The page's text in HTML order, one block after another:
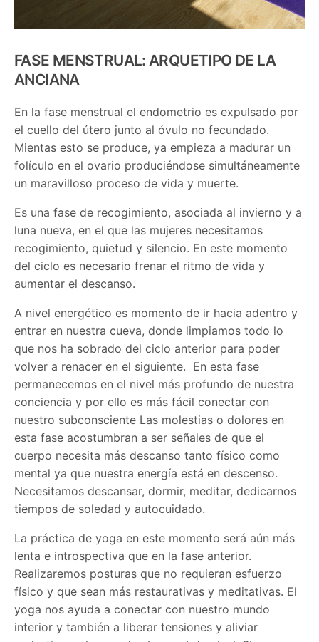
FASE MENSTRUAL: ARQUETIPO DE LA
ANCIANA
En la fase menstrual el endometrio es expulsado por
el cuello del útero junto al óvulo no fecundado.
Mientas esto se produce, ya empieza a madurar un
folículo en el ovario produciéndose simultáneamente
un maravilloso proceso de vida y muerte.
Es una fase de recogimiento, asociada al invierno y a
luna nueva, en el que las mujeres necesitamos
recogimiento, quietud y silencio. En este momento
del ciclo es necesario frenar el ritmo de vida y
aumentar el descanso.
A nivel energético es momento de ir hacia adentro y
entrar en nuestra cueva, donde limpiamos todo lo
que nos ha sobrado del ciclo anterior para poder
volver a renacer en el siguiente. En esta fase
permanecemos en el nivel más profundo de nuestra
conciencia y por ello es más fácil conectar con
nuestro subconsciente Las molestias o dolores en
esta fase acostumbran a ser señales de que el
cuerpo necesita más descanso tanto físico como
mental ya que nuestra energía está en descenso.
Necesitamos descansar, dormir, meditar, dedicarnos
tiempos de soledad y autocuidado.
La práctica de yoga en este momento será aún más
lenta e introspectiva que en la fase anterior.
Realizaremos posturas que no requieran esfuerzo
físico y que sean más restaurativas y meditativas. El
yoga nos ayuda a conectar con nuestro mundo
interior y también a liberar tensiones y aliviar